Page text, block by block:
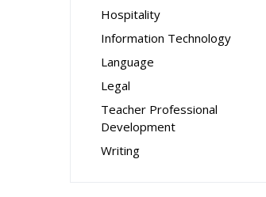
Hospitality
Information Technology
Language
Legal
Teacher Professional
Development
Writing